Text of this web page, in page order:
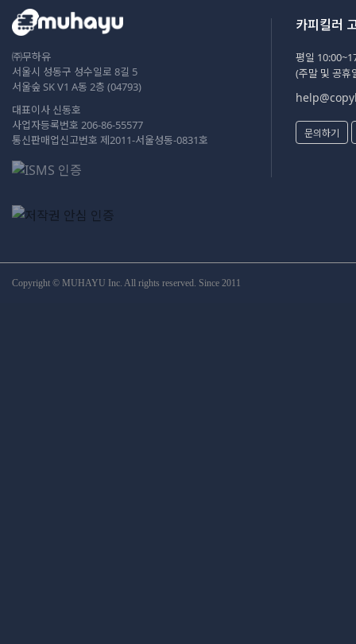
㈜무하유
서울시 성동구 성수일로 8길 5
서울숲 SK V1 A동 2층 (04793)
대표이사 신동호
사업자등록번호 206-86-55577
통신판매업신고번호 제2011-서울성동-0831호
카피킬러
평일
(주말 및 공휴
문의하기
Copyright © MUHAYU Inc. All rights reserved. Since 2011